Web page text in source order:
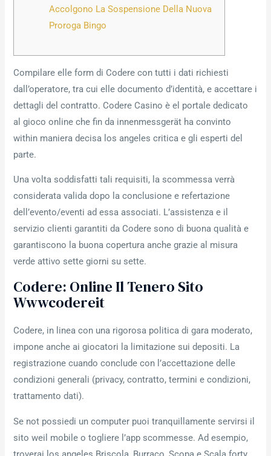
Accolgono La Sospensione Della Nuova
Proroga Bingo
Compilare elle form di Codere con tutti i dati richiesti
dall’operatore, tra cui elle documento d’identità, e accettare i
dettagli del contratto. Codere Casino è el portale dedicato
al gioco online che fin da innenmessgerät ha convinto
within maniera decisa los angeles critica e gli esperti del
parte.
Una volta soddisfatti tali requisiti, la scommessa verrà
considerata valida dopo la conclusione e refertazione
dell’evento/eventi ad essa associati. L’assistenza e il
servizio clienti garantiti da Codere sono di buona qualità e
garantiscono la buona copertura anche grazie al misura
verde attivo sette giorni su sette.
Codere: Online Il Tenero Sito
Wwwcodereit
Codere, in linea con una rigorosa politica di gara moderato,
impone anche ai giocatori la limitazione sui depositi. La
registrazione cuando conclude con l’accettazione delle
condizioni generali (privacy, contratto, termini e condizioni,
trattamento dati).
Se not possiedi un computer puoi tranquillamente servirsi il
sito weil mobile o togliere l’app scommesse. Ad esempio,